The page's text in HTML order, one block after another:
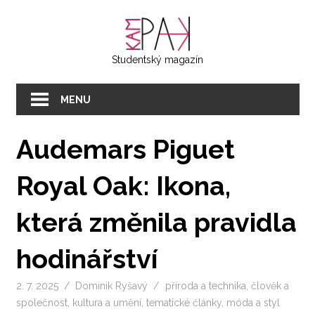
Studentský magazín
MENU
Audemars Piguet
Royal Oak: Ikona,
která změnila pravidla
hodinářství
2. 7. 2025 Dominik Ryšavý příroda a technika člověk a
společnost, kultura a umění, tematické články, móda a styl